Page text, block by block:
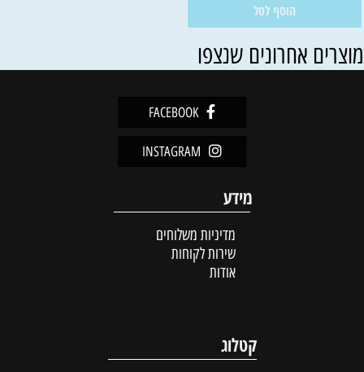
הוסף לסל
אחרונים שנצפו
FACEBOOK
INSTAGRAM
מידע
מדיניות משלוחים
שירות לקוחות
אודות
קטלוג